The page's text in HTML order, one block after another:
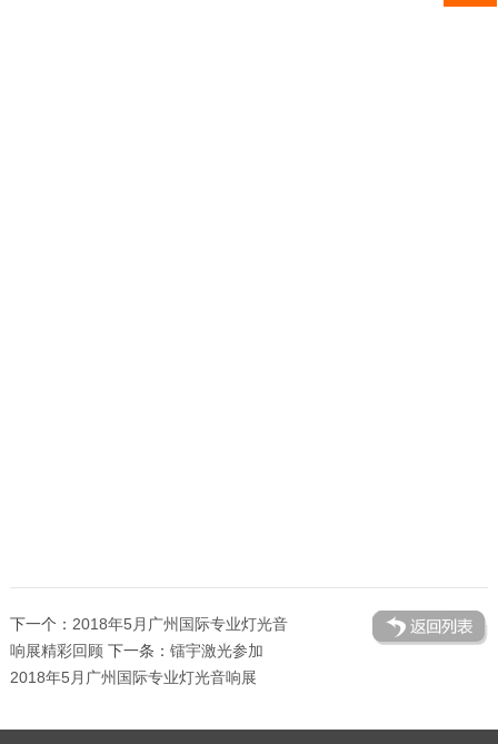
下一个： 2018年5月广州国际专业灯光音
响展精彩回顾 下一条： 镭宇激光参加
2018年5月广州国际专业灯光音响展